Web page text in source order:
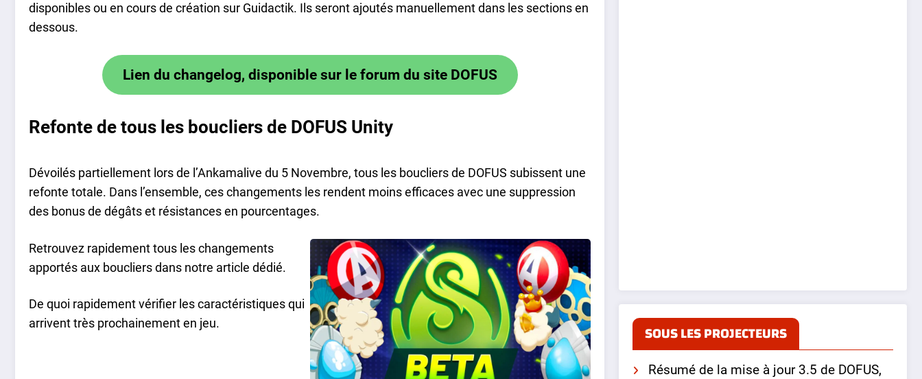
disponibles ou en cours de création sur Guidactik. Ils seront ajoutés manuellement dans les sections en
dessous.
Lien du changelog, disponible sur le forum du site DOFUS
Refonte de tous les boucliers de DOFUS Unity
Dévoilés partiellement lors de l’Ankamalive du 5 Novembre, tous les boucliers de DOFUS subissent une
refonte totale. Dans l’ensemble, ces changements les rendent moins efficaces avec une suppression
des bonus de dégâts et résistances en pourcentages.
Retrouvez rapidement tous les changements
apportés aux boucliers dans notre article dédié.
De quoi rapidement vérifier les caractéristiques qui
arrivent très prochainement en jeu.
SOUS LES PROJECTEURS
Résumé de la mise à jour 3.5 de DOFUS,